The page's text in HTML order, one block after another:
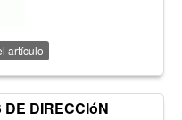
artículo
DE DIRECCIóN